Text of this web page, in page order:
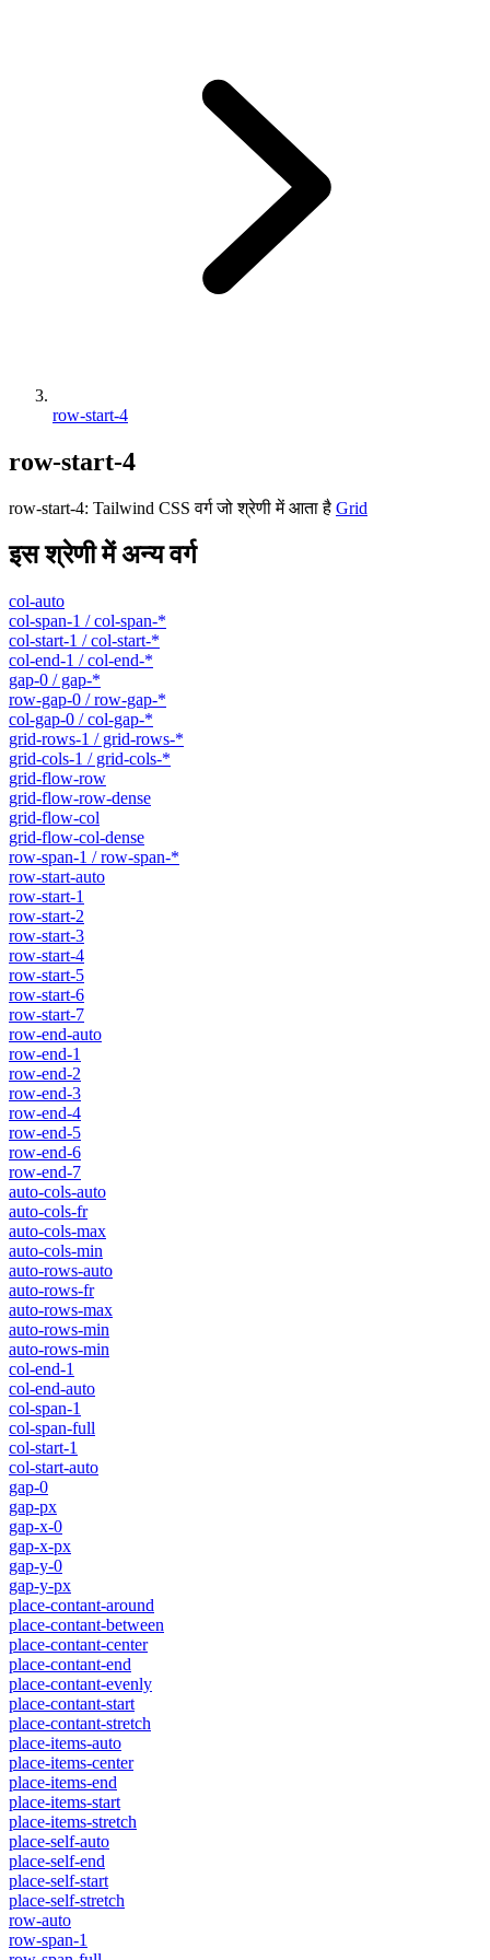
row-start-4
row-start-4
row-start-4: Tailwind CSS वर्ग जो श्रेणी में आता है Grid
इस श्रेणी में अन्य वर्ग
col-auto
col-span-1 / col-span-*
col-start-1 / col-start-*
col-end-1 / col-end-*
gap-0 / gap-*
row-gap-0 / row-gap-*
col-gap-0 / col-gap-*
grid-rows-1 / grid-rows-*
grid-cols-1 / grid-cols-*
grid-flow-row
grid-flow-row-dense
grid-flow-col
grid-flow-col-dense
row-span-1 / row-span-*
row-start-auto
row-start-1
row-start-2
row-start-3
row-start-4
row-start-5
row-start-6
row-start-7
row-end-auto
row-end-1
row-end-2
row-end-3
row-end-4
row-end-5
row-end-6
row-end-7
auto-cols-auto
auto-cols-fr
auto-cols-max
auto-cols-min
auto-rows-auto
auto-rows-fr
auto-rows-max
auto-rows-min
auto-rows-min
col-end-1
col-end-auto
col-span-1
col-span-full
col-start-1
col-start-auto
gap-0
gap-px
gap-x-0
gap-x-px
gap-y-0
gap-y-px
place-contant-around
place-contant-between
place-contant-center
place-contant-end
place-contant-evenly
place-contant-start
place-contant-stretch
place-items-auto
place-items-center
place-items-end
place-items-start
place-items-stretch
place-self-auto
place-self-end
place-self-start
place-self-stretch
row-auto
row-span-1